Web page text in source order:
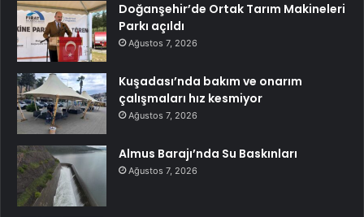
Doğanşehir’de Ortak Tarım Makineleri
Parkı açıldı
Ağustos 7, 2026
Kuşadası’nda bakım ve onarım
çalışmaları hız kesmiyor
Ağustos 7, 2026
Almus Barajı’nda Su Baskınları
Ağustos 7, 2026